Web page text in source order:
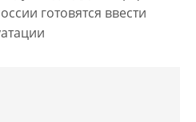
готовятся ввести